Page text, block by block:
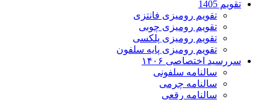
تقویم 1405
تقویم رومیزی فانتزی
تقویم رومیزی چوبی
تقویم رومیزی پلکسی
تقویم رومیزی پایه سلفون
سررسید اختصاصی ۱۴۰۶
سالنامه سلفونی
سالنامه چرمی
سالنامه رقعی